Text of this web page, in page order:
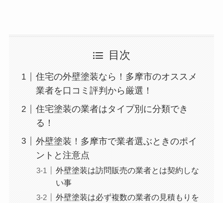
目次
住宅の外壁塗装なら！多摩市のオススメ
業者を口コミ評判から厳選！
住宅塗装の業者はタイプ別に分類でき
る！
外壁塗装！多摩市で業者選ぶときのポイ
ントと注意点
外壁塗装は訪問販売の業者とは契約しな
い事
外壁塗装は必ず複数の業者の見積もりを